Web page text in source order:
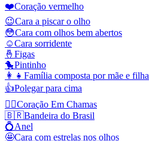
❤️Coração vermelho
😉Cara a piscar o olho
😳Cara com olhos bem abertos
☺️Cara sorridente
🤞 Figas
🐤Pintinho
👩‍👧 Família composta por mãe e filha
👍Polegar para cima
❤️‍🔥Coração Em Chamas
🇧🇷Bandeira do Brasil
💍Anel
🤩Cara com estrelas nos olhos